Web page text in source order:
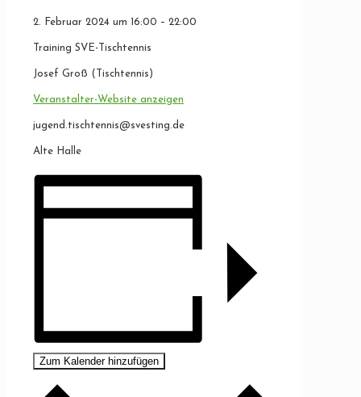
2. Februar 2024 um 16:00 – 22:00
Training SVE-Tischtennis
Josef Groß (Tischtennis)
Veranstalter-Website anzeigen
jugend.tischtennis@svesting.de
Alte Halle
Zum Kalender hinzufügen